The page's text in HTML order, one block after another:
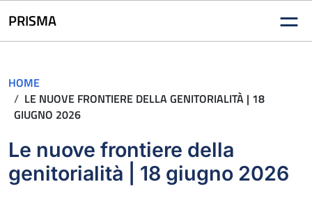
PRISMA
HOME
LE NUOVE FRONTIERE DELLA GENITORIALITÀ | 18
GIUGNO 2026
Le nuove frontiere della
genitorialità | 18 giugno 2026